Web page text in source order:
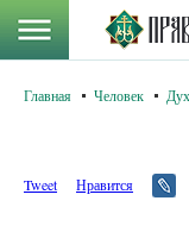
Главная Человек
Tweet Нравится